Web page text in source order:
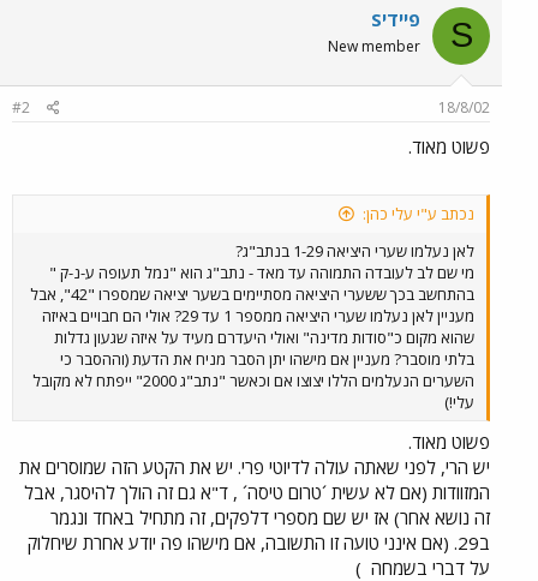
S Sפיידי
New member
18/8/02
#2
פשוט מאוד.
נכתב ע"י עלי כהן:
לאן נעלמו שערי היציאה 1-29 בנתב"ג?
מי שם לב לעובדה התמוהה עד מאד - נתב"ג הוא "נמל תעופה ע-נ-ק "
בהתחשב בכך ששערי היציאה מסתיימים בשער יציאה שמספרו "42", אבל
מעניין לאן נעלמו שערי היציאה ממספר 1 עד 29? אולי הם חבויים באיזה
שהוא מקום כ"סודות מדינה" ואולי היעדרם מעיד על איזה שגעון גדלות
בלתי מוסבר? מעניין אם מישהו יתן הסבר מניח את הדעת (וההסבר כי
השערים הנעלמים הללו יצוצו אם וכאשר "נתב"ג 2000" ייפתח לא מקובל
עלי!)
פשוט מאוד.
יש הרי, לפני שאתה עולה לדיוטי פרי. יש את הקטע הזה שמוסרים את
המזוודות (אם לא עשית ´טרום טיסה´ , ד"א גם זה הולך להיסגר, אבל
זה נושא אחר) אז יש שם מספרי דלפקים, זה מתחיל באחד ונגמר
ב29. (אם אינני טועה זו התשובה, אם מישהו פה יודע אחרת שיחלוק
על דברי בשמחה )